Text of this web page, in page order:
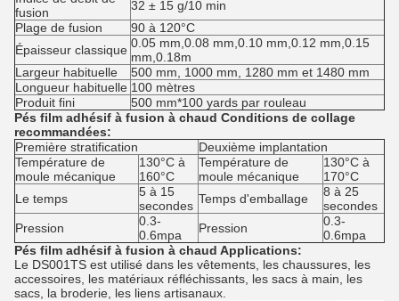
fusion
32 ± 15 g/10 min
Plage de fusion
90 à 120°C
Épaisseur classique 0.05 mm,0.08 mm,0.10 mm,0.12 mm,0.15
mm,0.18m
Largeur habituelle
500 mm, 1000 mm, 1280 mm et 1480 mm
Longueur habituelle 100 mètres
Produit fini
500 mm*100 yards par rouleau
Pés film adhésif à fusion à chaud Conditions de collage
recommandées:
Première stratification
Deuxième implantation
Température de
moule mécanique
130°C à
160°C
Température de
moule mécanique
130°C à
170°C
Le temps
5 à 15
secondes Temps d'emballage
8 à 25
secondes
Pression
0.3-
0.6mpa
Pression
0.3-
0.6mpa
Pés film adhésif à fusion à chaud Applications:
Le DS001TS est utilisé dans les vêtements, les chaussures, les
accessoires, les matériaux réfléchissants, les sacs à main, les
sacs, la broderie, les liens artisanaux.